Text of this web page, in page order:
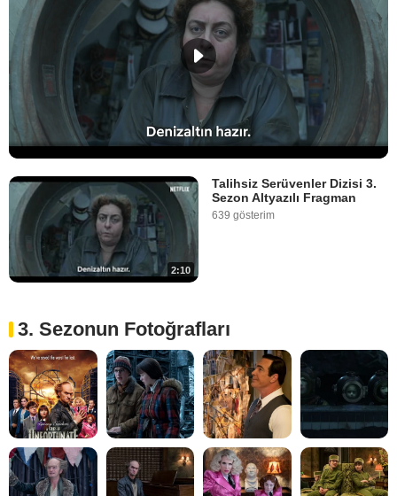
2:10
Talihsiz Serüvenler Dizisi 3.
Sezon Altyazılı Fragman
639 gösterim
3. Sezonun Fotoğrafları